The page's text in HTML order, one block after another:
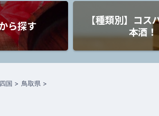
ら探す
【種類別】コス
本酒！
国 > 鳥取県 >